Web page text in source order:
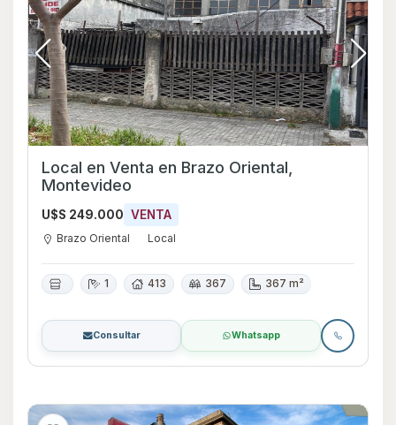
Local en Venta en Brazo Oriental,
Montevideo
U$S 249.000 VENTA
Brazo Oriental Local
1 413 367 367 m²
Consultar Whatsapp